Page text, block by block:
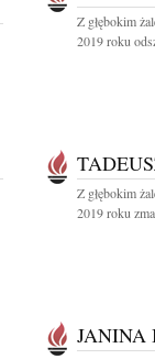
Z głębokim
2019 roku
Z głębokim
2019 roku
JANINA